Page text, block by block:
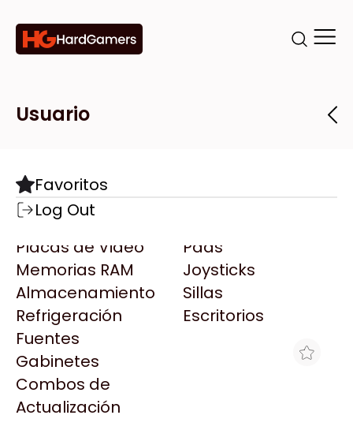
Categorías
Componentes
Motherboards
Microprocesadores
Placas de Video
Memorias RAM
Almacenamiento
Refrigeración
Fuentes
Gabinetes
Combos de
Actualización
Pads
Joysticks
Sillas
Escritorios
Marcas
Todas las Marcas
AMD
AULA
Acer
Adata
AeroCool
Antec
Arkham
Asrock
Tiendas
Destacadas
Usuario
Favoritos
Log Out
PLACA DE VIDEO ASROCK RX9070XT
16GB CHALLENGER